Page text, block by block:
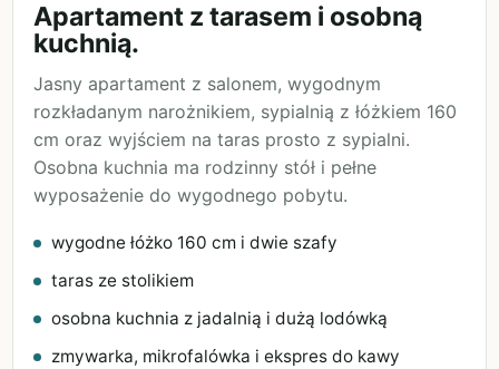
Apartament z tarasem i osobną
kuchnią.
Jasny apartament z salonem, wygodnym
rozkładanym narożnikiem, sypialnią z łóżkiem 160
cm oraz wyjściem na taras prosto z sypialni.
Osobna kuchnia ma rodzinny stół i pełne
wyposażenie do wygodnego pobytu.
wygodne łóżko 160 cm i dwie szafy
taras ze stolikiem
osobna kuchnia z jadalnią i dużą lodówką
zmywarka, mikrofalówka i ekspres do kawy